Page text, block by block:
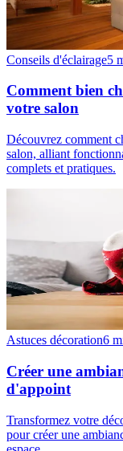
Conseils d'éclairage5
Comment bien
votre salon
Découvrez comment
salon, alliant
complets et pratiques.
Astuces décoration6
Créer une
d'appoint
Transformez votre
pour créer une